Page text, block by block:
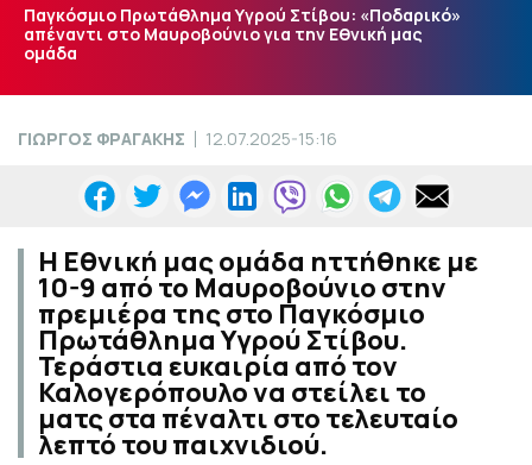
Παγκόσμιο Πρωτάθλημα Υγρού Στίβου: «Ποδαρικό»
απέναντι στο Μαυροβούνιο για την Εθνική μας
ομάδα
ΓΙΩΡΓΟΣ ΦΡΑΓΑΚΗΣ 12.07.2025-15:16
Η Εθνική μας ομάδα ηττήθηκε με
10-9 από το Μαυροβούνιο στην
πρεμιέρα της στο Παγκόσμιο
Πρωτάθλημα Υγρού Στίβου.
Τεράστια ευκαιρία από τον
Καλογερόπουλο να στείλει το
ματς στα πέναλτι στο τελευταίο
λεπτό του παιχνιδιού.